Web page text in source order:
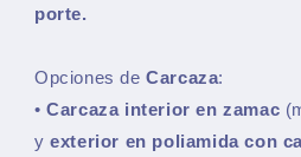
porte.
Opciones de Carcaza:
• Carcaza interior en zamac
y exterior en poliamida con